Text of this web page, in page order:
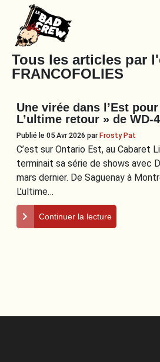
Le
Bad
Crew
Tous les articles par
FRANCOFOLIES
Une virée dans l’Est
L’ultime retour » de WD-
Publié le 05 Avr 2026 parFrosty Pat
C’est sur Ontario Est, au Cabaret
terminait sa série de shows avec
mars dernier. De Saguenay à
L’ultime…
Continuer la lecture